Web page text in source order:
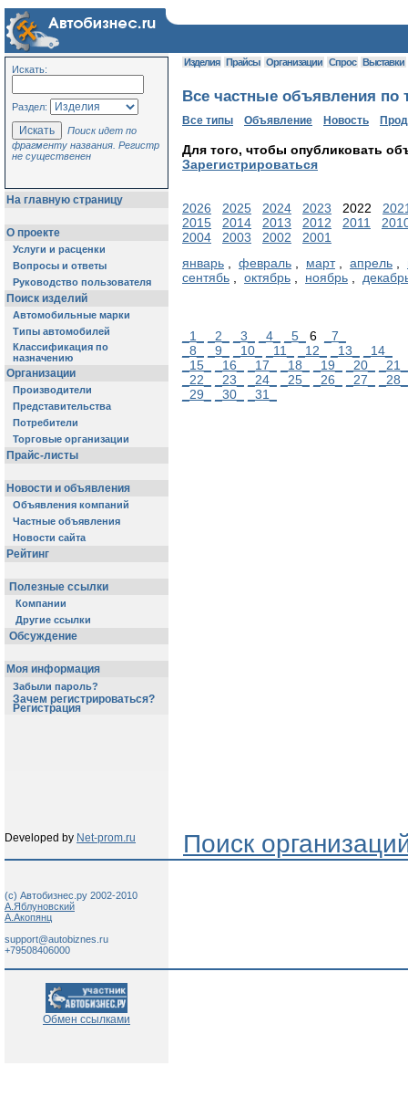
Искать:
Раздел:
Поиск идет по
фрагменту названия. Регистр
не существенен
На главную страницу
О проекте
Услуги и расценки
Вопросы и ответы
Руководство пользователя
Поиск изделий
Автомобильные марки
Типы автомобилей
Классификация по
назначению
Организации
Производители
Представительства
Потребители
Торговые организации
Прайс-листы
Новости и объявления
Объявления компаний
Частные объявления
Новости сайта
Рейтинг
Полезные ссылки
Компании
Другие ссылки
Обсуждение
Моя информация
Забыли пароль?
Зачем регистрироваться?
Регистрация
Изделия Прайсы Организации Спрос Выставки
Все частные объявления по
Все типы Объявление Новость
Для того, чтобы опубликовать
Зарегистрироваться
2026 2025 2024 2023 2022
2015
2014 2013 2012 2011
2004
2003 2002
2001
январь , февраль , март, апрель ,
сентябь , октябрь , ноябрь ,
_1_ _2_ _3_ _4_ _5_ 6
_7_
_8_
_9_ _10_ _11_ _12_ _13_
_14_
_15_
_16_ _17_ _18_ _19_ _20_
_21_
_22_
_23_ _24_ _25_ _26_ _27_
_28_
_29_
_30_ _31_
Developed by Net-prom.ru Поиск
(c) Автобизнес.ру 2002-2010
А.Яблуновский
А.Акопянц
support@autobiznes.ru
+79508406000
Обмен ссылками